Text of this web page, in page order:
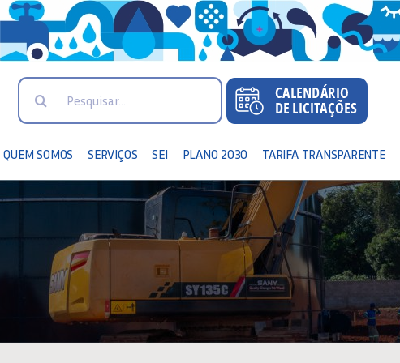
Search
QUEM SOMOS SERVIÇOS SEI PLANO 2030 TARIFA TRANSPARENTE